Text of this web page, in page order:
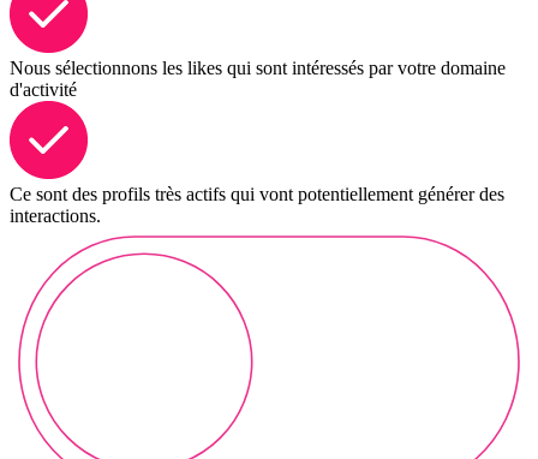
Nous sélectionnons les likes qui sont intéressés par votre domaine
d'activité
Ce sont des profils très actifs qui vont potentiellement générer des
interactions.